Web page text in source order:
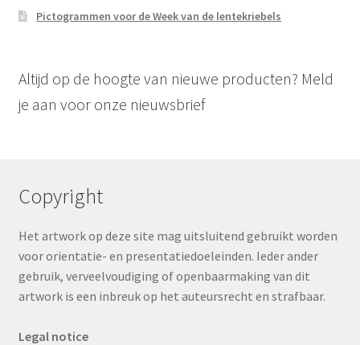
Pictogrammen voor de Week van de lentekriebels
Altijd op de hoogte van nieuwe producten? Meld
je aan voor onze nieuwsbrief
Copyright
Het artwork op deze site mag uitsluitend gebruikt worden
voor orientatie- en presentatiedoeleinden. Ieder ander
gebruik, verveelvoudiging of openbaarmaking van dit
artwork is een inbreuk op het auteursrecht en strafbaar.
Legal notice